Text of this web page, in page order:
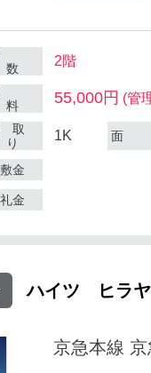
数
2階
料
55,000円 (管
取
り
1K 面
敷金
礼金
ハイツ ヒラ
京急本線